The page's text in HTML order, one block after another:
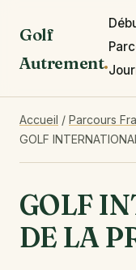
Golf
Autrement.
Accueil / Parcours
GOLF
GOLF
DE LA